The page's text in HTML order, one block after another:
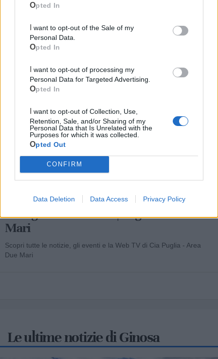
Opted In
Personal Data.
Opted In
Personal Data for Targeted Advertising.
Opted In
Retention, Sale, and/or Sharing of my
Personal Data that Is Unrelated with the
Purposes for which it was collected.
Opted Out
CONFIRM
Data Deletion Data Access Privacy Policy
Mondo CIA
Cia Agricoltori Italiani | Puglia - Area Due
Mari
Scopri tutte le notizie, gli eventi e la Web TV di Cia Puglia - Area
Due Mari
Le ultime notizie di Ginosa